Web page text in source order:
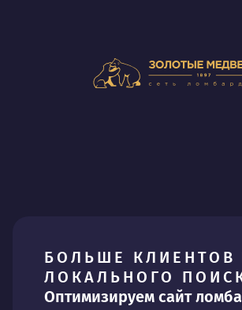
БОЛЬШЕ КЛИЕНТОВ
ЛОКАЛЬНОГО
Оптимизируем сайт